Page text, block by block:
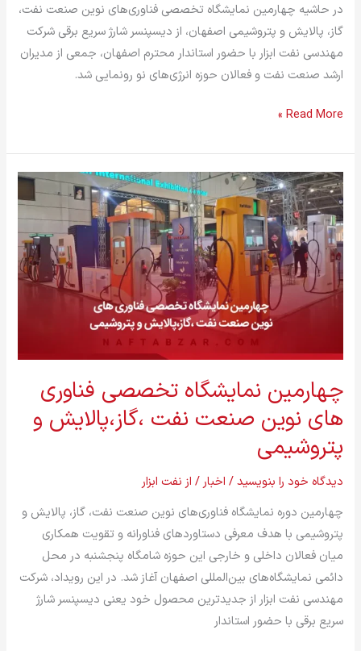
در حاشیه چهارمین نمایشگاه تخصصی فناوری‌های نوین صنعت نفت،
گاز، پالایش و پتروشیمی اصفهان، از دیسپنسر شارژ سریع برقی شرکت
مهندسی نفت ابزار با حضور استاندار محترم اصفهان، جمعی از مدیران
ارشد صنعت نفت و فعالان حوزه انرژی‌های نو رونمایی شد.
Read More »
چهارمین نمایشگاه تخصصی فناوری
های نوین صنعت نفت ،گاز،پالایش و
پتروشیمی
دیدگاه‌ خود را بنویسید / اخبار / از نفت ابزار
چهارمین دوره نمایشگاه فناوری‌های نوین صنعت نفت، گاز، پالایش و
پتروشیمی با هدف معرفی دستاوردهای فناورانه و تقویت همکاری
میان فعالان داخلی و خارجی این حوزه شامگاه پنجشنبه در محل
دائمی نمایشگاه‌های بین‌المللی اصفهان آغاز شد. در این رویداد، شرکت
مهندسی نفت ابزار از جدیدترین محصول خود یعنی دیسپنسر شارژ
سریع برقی با حضور استاندار
چهارمین
نمایشگاه
تخصصی
فناوری
های
نوین
صنعت
،گاز،پالایش
پتروشیمی